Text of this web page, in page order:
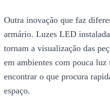
Outra inovação que faz
armário. Luzes LED
tornam a visualização das
em ambientes com pouca luz
encontrar o que procura
espaço.